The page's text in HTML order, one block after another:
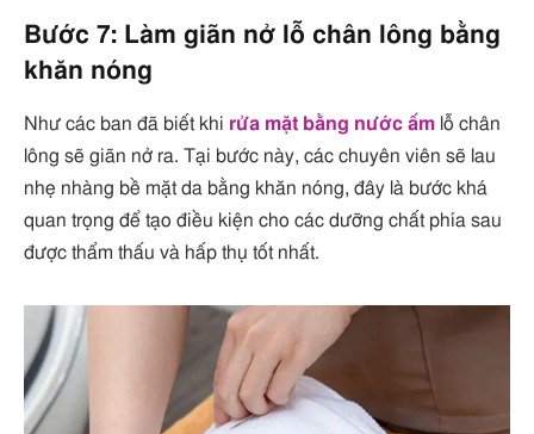
Bước 7: Làm giãn nở lỗ chân lông bằng
khăn nóng
Như các ban đã biết khi rửa mặt bằng nước ấm lỗ chân
lông sẽ giãn nở ra. Tại bước này, các chuyên viên sẽ lau
nhẹ nhàng bề mặt da bằng khăn nóng, đây là bước khá
quan trọng để tạo điều kiện cho các dưỡng chất phía sau
được thẩm thấu và hấp thụ tốt nhất.